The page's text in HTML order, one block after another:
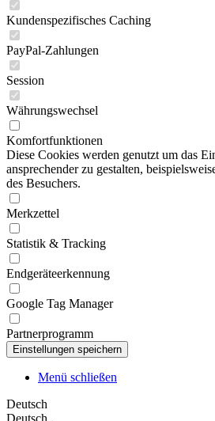
Kundenspezifisches Caching
PayPal-Zahlungen
Session
Währungswechsel
Komfortfunktionen
Diese Cookies werden genutzt um das
ansprechender zu gestalten,
des Besuchers.
Merkzettel
Statistik & Tracking
Endgeräteerkennung
Google Tag Manager
Partnerprogramm
Menü schließen
Deutsch
Deutsch .